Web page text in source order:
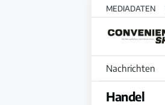
MEDIADATEN
Nachrichten
Handel